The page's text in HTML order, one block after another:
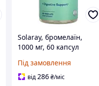
Solaray, бромелаїн,
1000 мг, 60 капсул
GDU) у капсулі)
Під замовлення
від286₴/міс